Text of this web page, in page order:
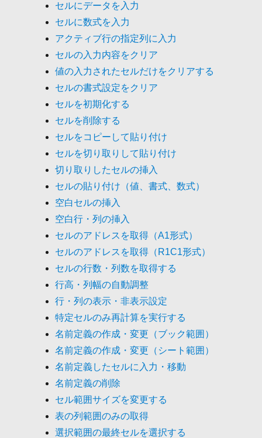
セルにデータを入力
セルに数式を入力
アクティブ行の指定列に入力
セルの入力内容をクリア
値の入力されたセルだけをクリアする
セルの書式設定をクリア
セルを初期化する
セルを削除する
セルをコピーして貼り付け
セルを切り取りして貼り付け
切り取りしたセルの挿入
セルの貼り付け（値、書式、数式）
空白セルの挿入
空白行・列の挿入
セルのアドレスを取得（A1形式）
セルのアドレスを取得（R1C1形式）
セルの行数・列数を取得する
行高・列幅の自動調整
行・列の表示・非表示設定
特定セルのみ再計算を実行する
名前定義の作成・変更（ブック範囲）
名前定義の作成・変更（シート範囲）
名前定義したセルに入力・移動
名前定義の削除
セル範囲サイズを変更する
表の列範囲のみの取得
選択範囲の最終セルを選択する